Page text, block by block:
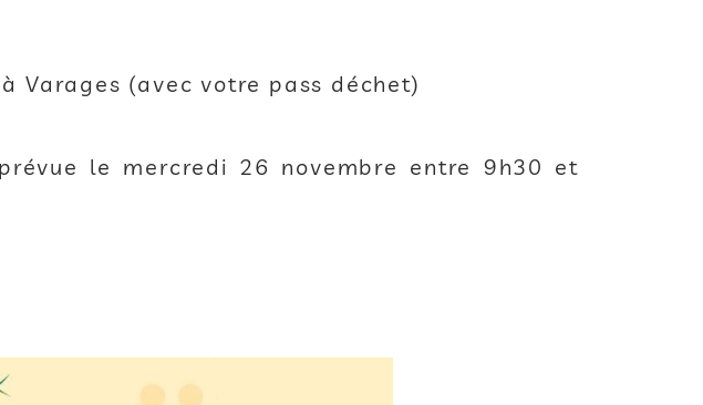
Varages (avec votre pass déchet)
le mercredi 26 novembre entre 9h30 et